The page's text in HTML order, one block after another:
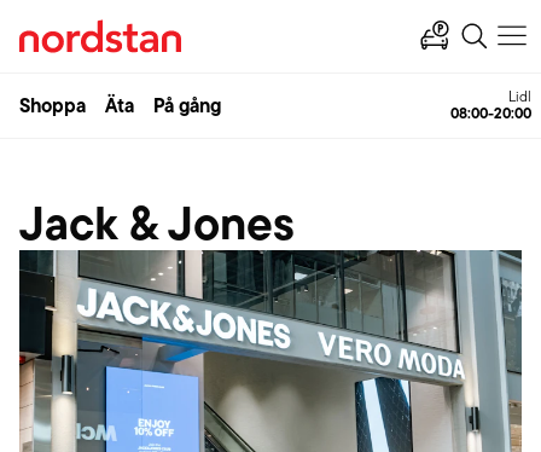
Shoppa Äta På gång Lidl
08:00-20:00
Jack & Jones